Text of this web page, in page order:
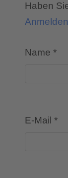
Haben
Anmelden
Name *
E-Mail *